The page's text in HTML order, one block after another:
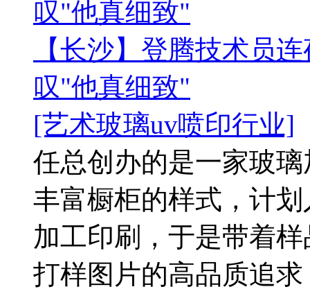
叹"他真细致"
【长沙】登腾技术员
叹"他真细致"
[艺术玻璃uv喷印行业]
任总创办的是一家玻
丰富橱柜的样式，计
加工印刷，于是带着
打样图片的高品质追